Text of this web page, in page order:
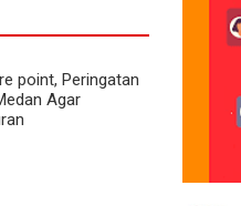
point, Peringatan
Agar